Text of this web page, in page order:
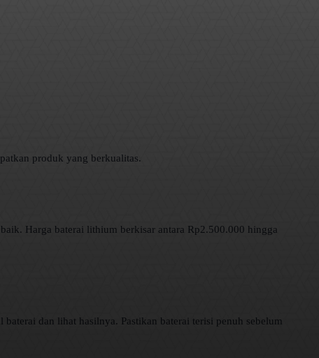
produk yang berkualitas.
Harga baterai lithium berkisar antara Rp2.500.000 hingga
dan lihat hasilnya. Pastikan baterai terisi penuh sebelum